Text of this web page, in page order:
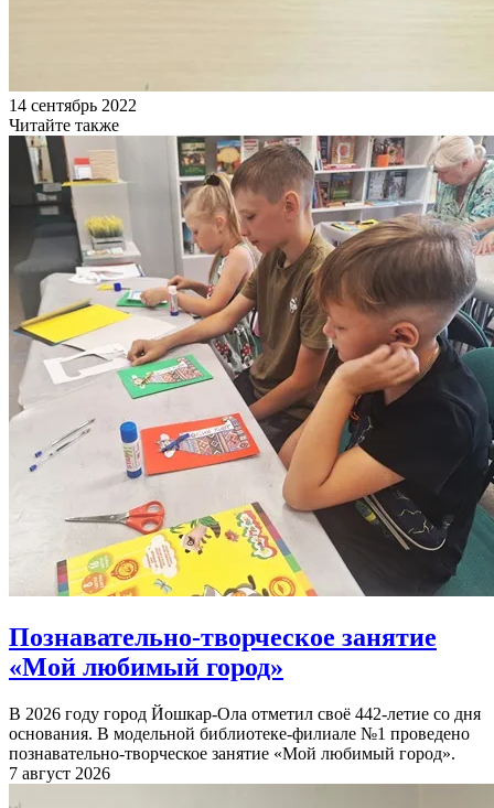
14 сентябрь 2022
Читайте также
Познавательно-творческое занятие
«Мой любимый город»
В 2026 году город Йошкар-Ола отметил своё 442-летие со дня
основания. В модельной библиотеке-филиале №1 проведено
познавательно-творческое занятие «Мой любимый город».
7 август 2026